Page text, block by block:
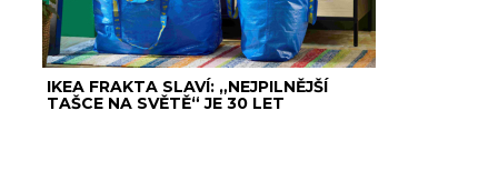
IKEA FRAKTA SLAVÍ: „NEJPILNĚJŠÍ
TAŠCE NA SVĚTĚ“ JE 30 LET